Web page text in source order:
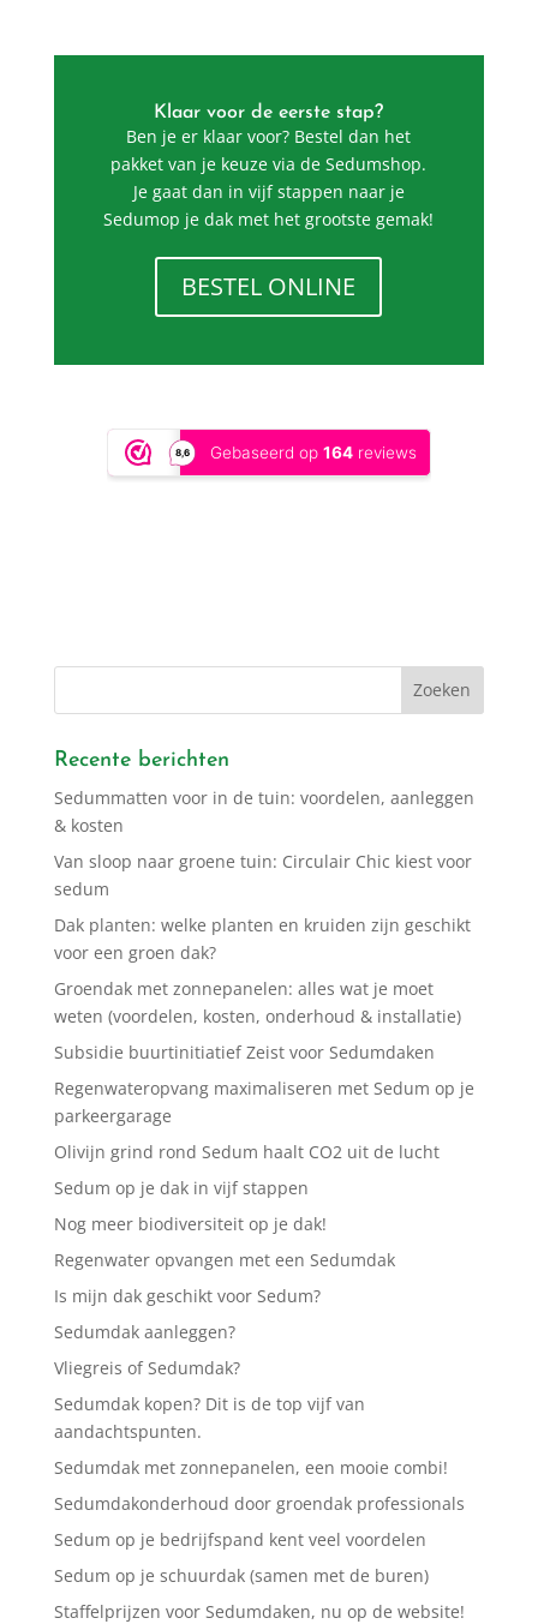
Klaar voor de eerste stap?
Ben je er klaar voor? Bestel dan het
pakket van je keuze via de Sedumshop.
Je gaat dan in vijf stappen naar je
Sedumop je dak met het grootste gemak!
BESTEL ONLINE
Recente berichten
Sedummatten voor in de tuin: voordelen, aanleggen
& kosten
Van sloop naar groene tuin: Circulair Chic kiest voor
sedum
Dak planten: welke planten en kruiden zijn geschikt
voor een groen dak?
Groendak met zonnepanelen: alles wat je moet
weten (voordelen, kosten, onderhoud & installatie)
Subsidie buurtinitiatief Zeist voor Sedumdaken
Regenwateropvang maximaliseren met Sedum op je
parkeergarage
Olivijn grind rond Sedum haalt CO2 uit de lucht
Sedum op je dak in vijf stappen
Nog meer biodiversiteit op je dak!
Regenwater opvangen met een Sedumdak
Is mijn dak geschikt voor Sedum?
Sedumdak aanleggen?
Vliegreis of Sedumdak?
Sedumdak kopen? Dit is de top vijf van
aandachtspunten.
Sedumdak met zonnepanelen, een mooie combi!
Sedumdakonderhoud door groendak professionals
Sedum op je bedrijfspand kent veel voordelen
Sedum op je schuurdak (samen met de buren)
Staffelprijzen voor Sedumdaken, nu op de website!